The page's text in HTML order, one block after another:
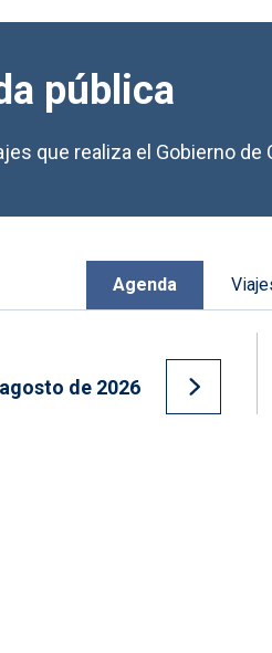
pública
que realiza el Gobierno de
Agenda
de 2026
Ir al día